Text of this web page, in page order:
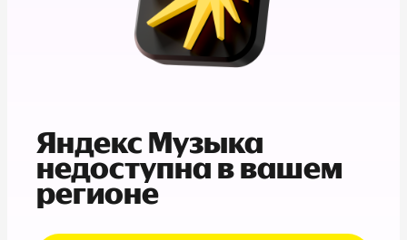
Яндекс Музыка
недоступна в вашем
регионе